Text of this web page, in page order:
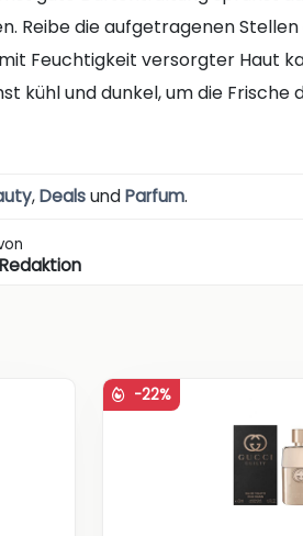
Reibe die aufgetragenen
Feuchtigkeit versorgter Haut
kühl und dunkel, um die Frische
,DealsundParfum.
-22%